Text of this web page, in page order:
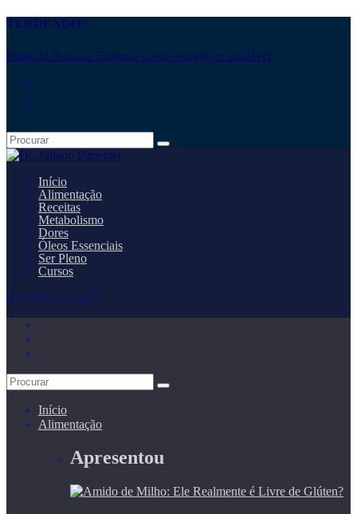
TENDENDO:
Dieta da Banana: Entenda como emagrecer saudável
Início
Alimentação
Receitas
Metabolismo
Dores
Óleos Essenciais
Ser Pleno
Cursos
Selecione a página
Início
Alimentação
Apresentou